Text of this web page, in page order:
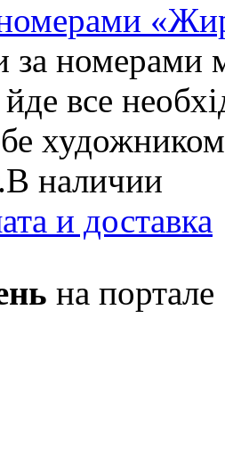
за номерами
все
В наличии
и доставка
на портале